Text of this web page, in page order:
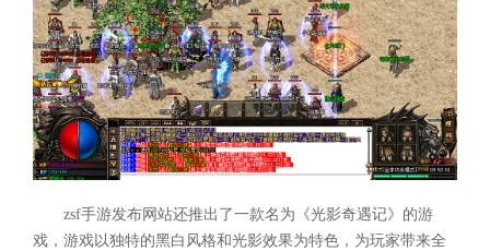
zsf手游发布网站还推出了一款名为《光影奇遇记》的游
戏，游戏以独特的黑白风格和光影效果为特色，为玩家带来全